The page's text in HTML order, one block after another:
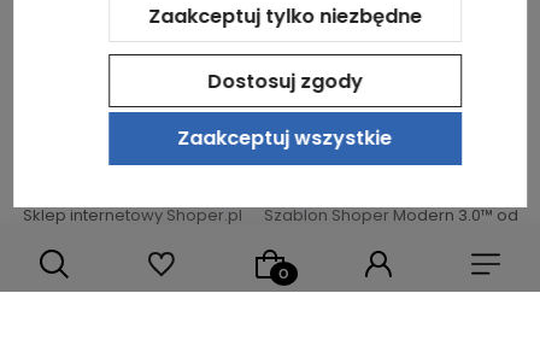
Sklep internetowy Shoper.pl Szablon Shoper Modern 3.0™od
Zaakceptuj tylko niezbędne
Dostosuj zgody
Zaakceptuj wszystkie